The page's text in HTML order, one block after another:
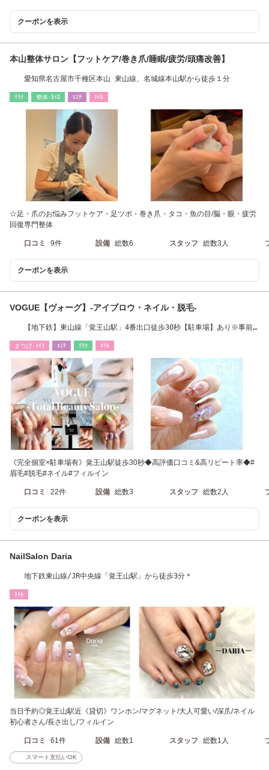
クーポンを表示
本山整体サロン【フットケア/巻き爪/睡眠/疲労/頭痛改善】
愛知県名古屋市千種区本山 東山線、名城線本山駅から徒歩１分
ﾘﾗｸ 整体･ｶｲﾛ ｴｽﾃ ﾈｲﾙ
☆足・爪のお悩みフットケア・足ツボ・巻き爪・タコ・魚の目/脳・眼・疲労
回復専門整体
口コミ 9件 設備 総数6 スタッフ 総数3人
クーポンを表示
VOGUE【ヴォーグ】-アイブロウ・ネイル・脱毛-
【地下鉄】東山線「覚王山駅」4番出口徒歩30秒【駐車場】あり※事前
まつげ･ﾒｲｸ ｴｽﾃ ﾘﾗｸ ﾈｲﾙ
《完全個室×駐車場有》覚王山駅徒歩30秒◆高評価口コミ&高リピート率◆#
眉毛#脱毛#ネイル#フィルイン
口コミ 22件 設備 総数3 スタッフ 総数2人
クーポンを表示
NailSalon Daria
地下鉄東山線/JR中央線「覚王山駅」から徒歩3分＊
ﾈｲﾙ
当日予約◎覚王山駅近《貸切》ワンホン/マグネット/大人可愛い/深爪/ネイル
初心者さん/長さ出し/フィルイン
口コミ 61件 設備 総数1 スタッフ 総数1人
スマート支払いOK